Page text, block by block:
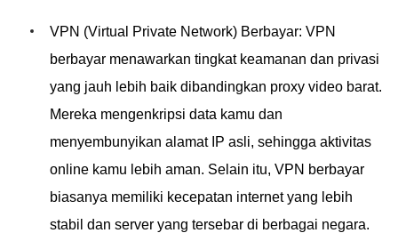
VPN (Virtual Private Network) Berbayar: VPN
berbayar menawarkan tingkat keamanan dan privasi
yang jauh lebih baik dibandingkan proxy video barat.
Mereka mengenkripsi data kamu dan
menyembunyikan alamat IP asli, sehingga aktivitas
online kamu lebih aman. Selain itu, VPN berbayar
biasanya memiliki kecepatan internet yang lebih
stabil dan server yang tersebar di berbagai negara.